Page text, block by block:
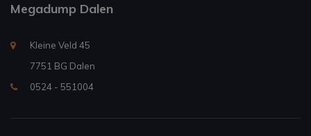
Megadump Dalen
Kleine Veld 45
7751 BG Dalen
0524 - 551004